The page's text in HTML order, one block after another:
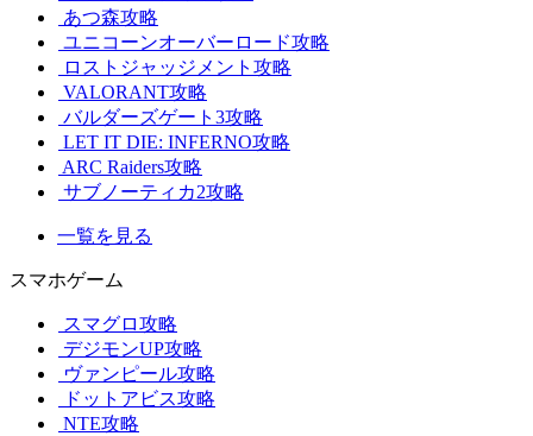
あつ森攻略
ユニコーンオーバーロード攻略
ロストジャッジメント攻略
VALORANT攻略
バルダーズゲート3攻略
LET IT DIE: INFERNO攻略
ARC Raiders攻略
サブノーティカ2攻略
一覧を見る
スマホゲーム
スマグロ攻略
デジモンUP攻略
ヴァンピール攻略
ドットアビス攻略
NTE攻略